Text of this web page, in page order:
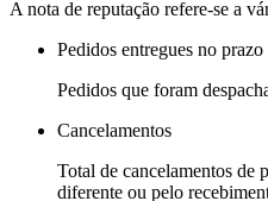
A nota de reputação refere-se a
Pedidos entregues no prazo
Pedidos que foram
Cancelamentos
Total de cancelamentos de
diferente ou pelo